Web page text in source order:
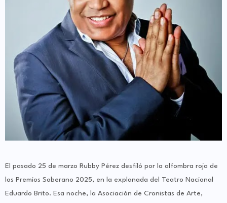
El pasado 25 de marzo Rubby Pérez desfiló por la alfombra roja de
los Premios Soberano 2025, en la explanada del Teatro Nacional
Eduardo Brito. Esa noche, la Asociación de Cronistas de Arte,